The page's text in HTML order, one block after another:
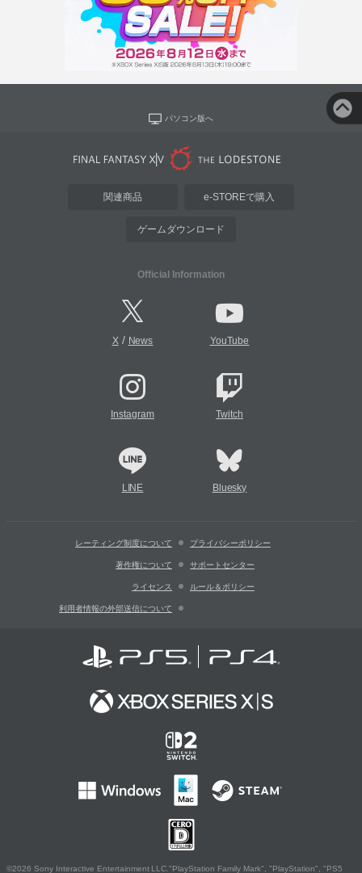
パソコン版へ
関連商品 e-STOREで購入
ゲームダウンロード
Official Information
X/ News YouTube
Instagram Twitch
LINE Bluesky
レーティング制度について プライバシーポリシー
著作権について サポートセンター
ライセンス ルール＆ポリシー
利用者情報の外部送信について
©2026 Sony Interactive Entertainment LLC."PlayStation Family Mark", "PlayStation", "PS5